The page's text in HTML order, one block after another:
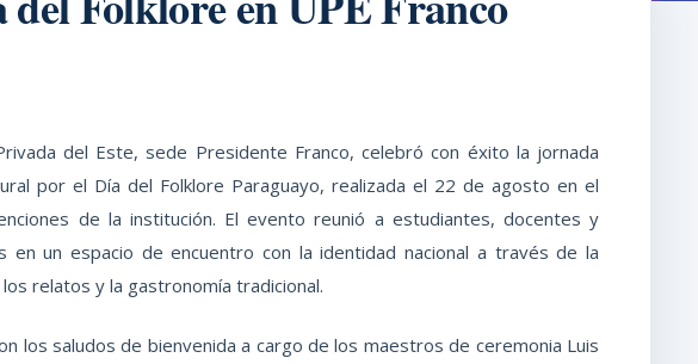
del Este, sede Presidente Franco, celebró con éxito la jornada
por el Día del Folklore Paraguayo, realizada el 22 de agosto en el
de la institución. El evento reunió a estudiantes, docentes y
en un espacio de encuentro con la identidad nacional a través de la
los relatos y la gastronomía tradicional.
los saludos de bienvenida a cargo de los maestros de ceremonia Luis